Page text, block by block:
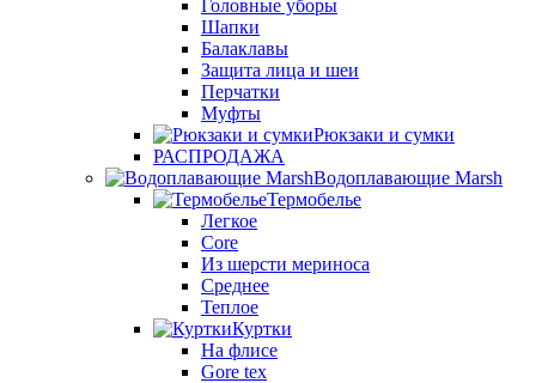
Головные уборы
Шапки
Балаклавы
Защита лица и шеи
Перчатки
Муфты
Рюкзаки и сумки
РАСПРОДАЖА
Водоплавающие Marsh
Термобелье
Легкое
Core
Из шерсти мериноса
Среднее
Теплое
Куртки
На флисе
Gore tex